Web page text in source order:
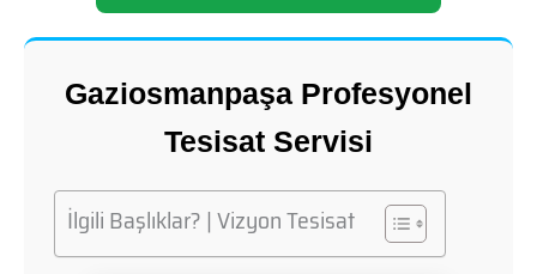
Gaziosmanpaşa Profesyonel
Tesisat Servisi
İlgili Başlıklar? | Vizyon Tesisat